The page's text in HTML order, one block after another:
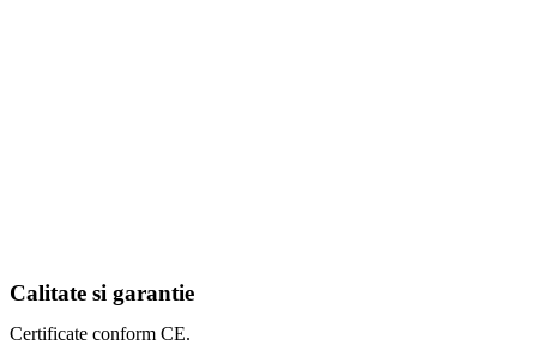
Calitate si garantie
Certificate conform CE.